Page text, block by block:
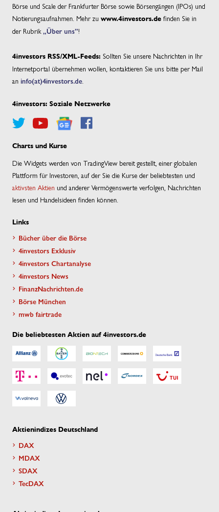
Börse und Scale der Frankfurter Börse sowie Börsengängen (IPOs) und
Notierungsaufnahmen. Mehr zu www.4investors.de finden Sie in
der Rubrik „Über uns”!
4investors RSS/XML-Feeds: Sollten Sie unsere Nachrichten in Ihr
Internetportal übernehmen wollen, kontaktieren Sie uns bitte per Mail
an info(at)4investors.de
4investors: Soziale Netzwerke
Charts und Kurse
Die Widgets werden von TradingView bereit gestellt, einer globalen
Plattform für Investoren, auf der Sie die Kurse der beliebtesten und
aktivsten Aktien und anderer Vermögenswerte verfolgen, Nachrichten
lesen und Handelsideen finden können.
Links
Bücher über die Börse
4investors Exklusiv
4investors Chartanalyse
4investors News
FinanzNachrichten.de
Börse München
mwb fairtrade
Die beliebtesten Aktien auf 4investors.de
Aktienindizes Deutschland
DAX
MDAX
SDAX
TecDAX